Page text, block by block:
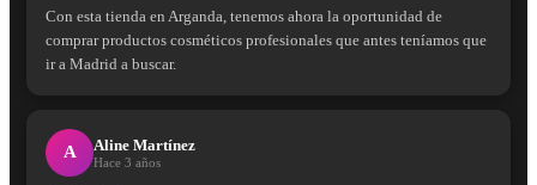
Con esta tienda en Arganda, tenemos ahora la oportunidad de
comprar productos cosméticos profesionales que antes teníamos que
ir a Madrid a buscar.
A Aline Martínez
Hace 3 años